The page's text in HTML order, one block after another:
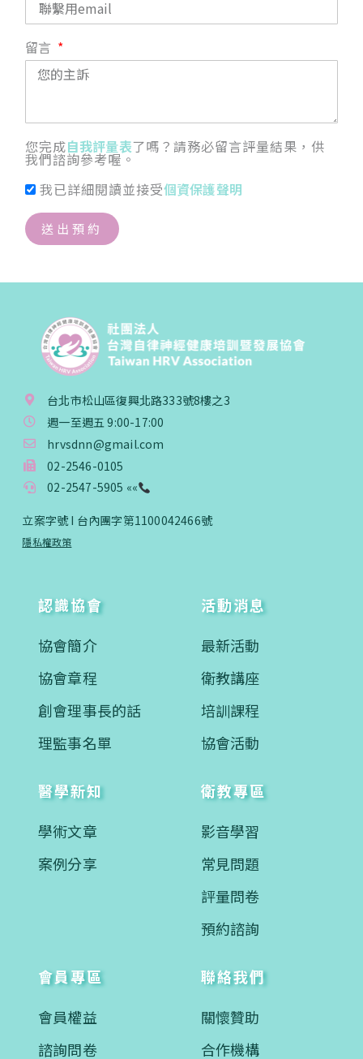
留言
您完成自我評量表了嗎？請務必留言評量結果，供
我們諮詢參考喔。
我已詳細閱讀並接受個資保護聲明
送出預約
台北市松山區復興北路333號8樓之3
週一至週五 9:00-17:00
hrvsdnn@gmail.com
02-2546-0105
02-2547-5905 ««
立案字號 I 台內團字第1100042466號
隱私權政策
認識協會
協會簡介
協會章程
創會理事長的話
理監事名單
活動消息
最新活動
衛教講座
培訓課程
協會活動
醫學新知
學術文章
案例分享
衛教專區
影音學習
常見問題
評量問卷
預約諮詢
會員專區
會員權益
諮詢問卷
聯絡我們
關懷贊助
合作機構